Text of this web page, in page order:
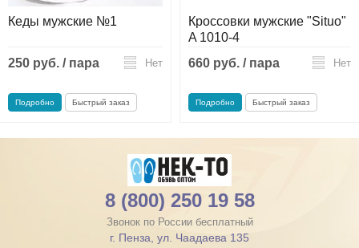
Кеды мужские №1
250 руб. / пара Нет
Подробно Быстрый заказ
Кроссовки мужские "Situo"
A 1010-4
660 руб. / пара
Нет
Подробно Быстрый заказ
8 (800) 250 19 58
Звонок по России бесплатный
г. Пенза, ул. Чаадаева 135